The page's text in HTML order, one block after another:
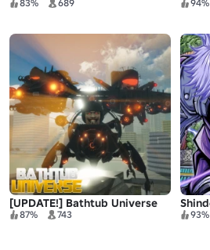
83% 689 94%
[UPDATE!] Bathtub Universe
87% 743 93%